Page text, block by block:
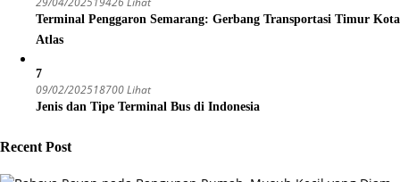
Terminal Penggaron Semarang: Gerbang Transportasi Timur Kota
Atlas
7
09/02/202518700 Lihat
Jenis dan Tipe Terminal Bus di Indonesia
Recent Post